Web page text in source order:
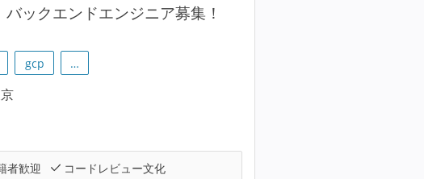
ックエンドエンジニア募集！
gcp …
者歓迎
コードレビュー文化